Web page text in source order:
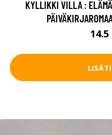
KYLLIKKI VILLA :
14.5